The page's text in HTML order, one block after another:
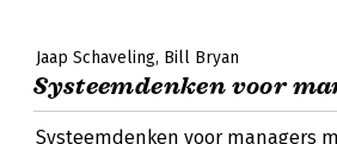
Jaap Schaveling Bill Bryan
Systeemdenken voor
Systeemdenken voor managers